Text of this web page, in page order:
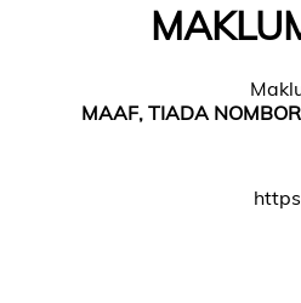
MAAF, TIADA